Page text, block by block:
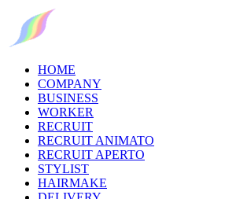
HOME
COMPANY
BUSINESS
WORKER
RECRUIT
RECRUIT ANIMATO
RECRUIT APERTO
STYLIST
HAIRMAKE